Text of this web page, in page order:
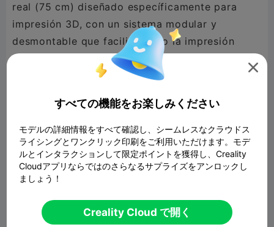
real (75 cm) diseñado específicamente para
impresión 3D, con un sistema modular y
desmontable que facilita tanto la impresión
como el montaje final.
El diseño está dividido en piezas con puntos de
que permite un ensamblaje sólido y preciso una
vez impreso. Cada pieza encaja de forma firme
para garantizar la estabilidad en el resultado
final. @Creality @mural @LinkLayerLabsOG @XC
hessArt 3D
r Laso
@Mirceac @WAFFLES🧇🧇🧇🧇🧇🧇🧇🧇🧇🧇

すべての機能をお楽しみください
モデルの詳細情報をすべて確認し、シームレスなクラウドス
ライシングとワンクリック印刷をご利用いただけます。モデ
ルとインタラクションして限定ポイントを獲得し、Creality
Cloudアプリならではのさらなるサプライズをアンロックし
ましょう！
Creality Cloud で開く